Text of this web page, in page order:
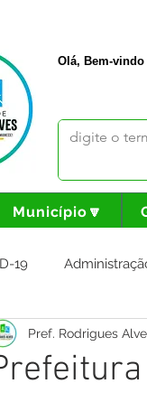
Olá, Bem-
Município🔽
19
e Turismo
Pref. Rodrigues